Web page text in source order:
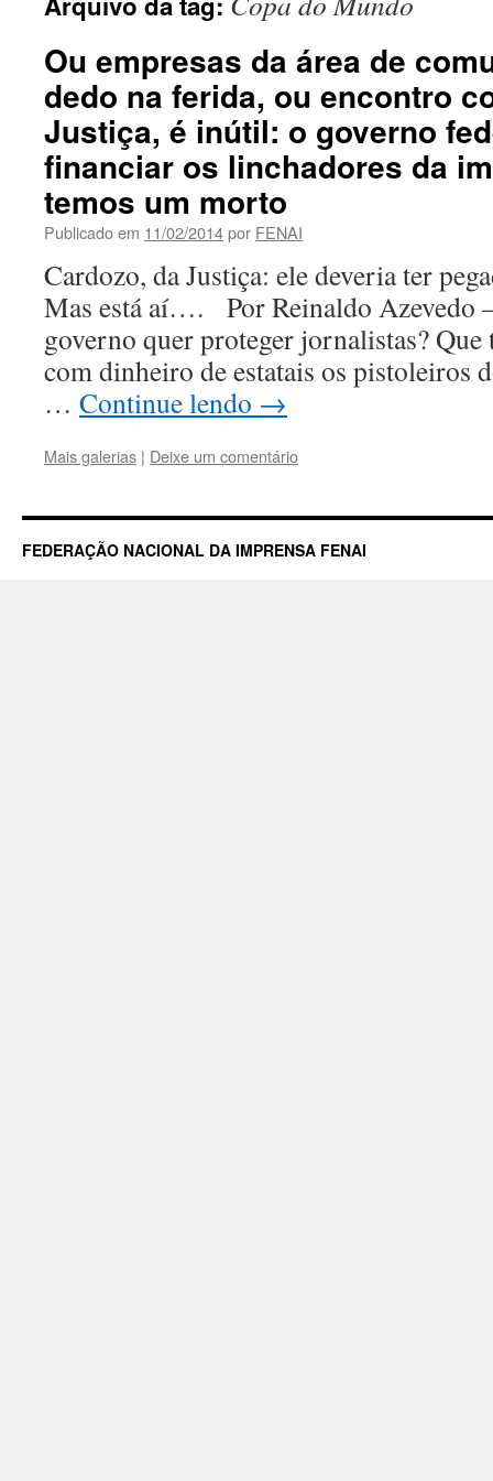
Ou empresas da área de
dedo na ferida, ou encontro
Justiça, é inútil: o governo
financiar os linchadores da
temos um morto
Publicado em 11/02/2014por FENAI
Cardozo, da Justiça: ele deveria ter
Mas está aí…. Por Reinaldo Azevedo
governo quer proteger jornalistas?
com dinheiro de estatais os pistoleiros
… Continue lendo →
Mais galerias | Deixe um comentário
FEDERAÇÃO NACIONAL DA IMPRENSA FENAI